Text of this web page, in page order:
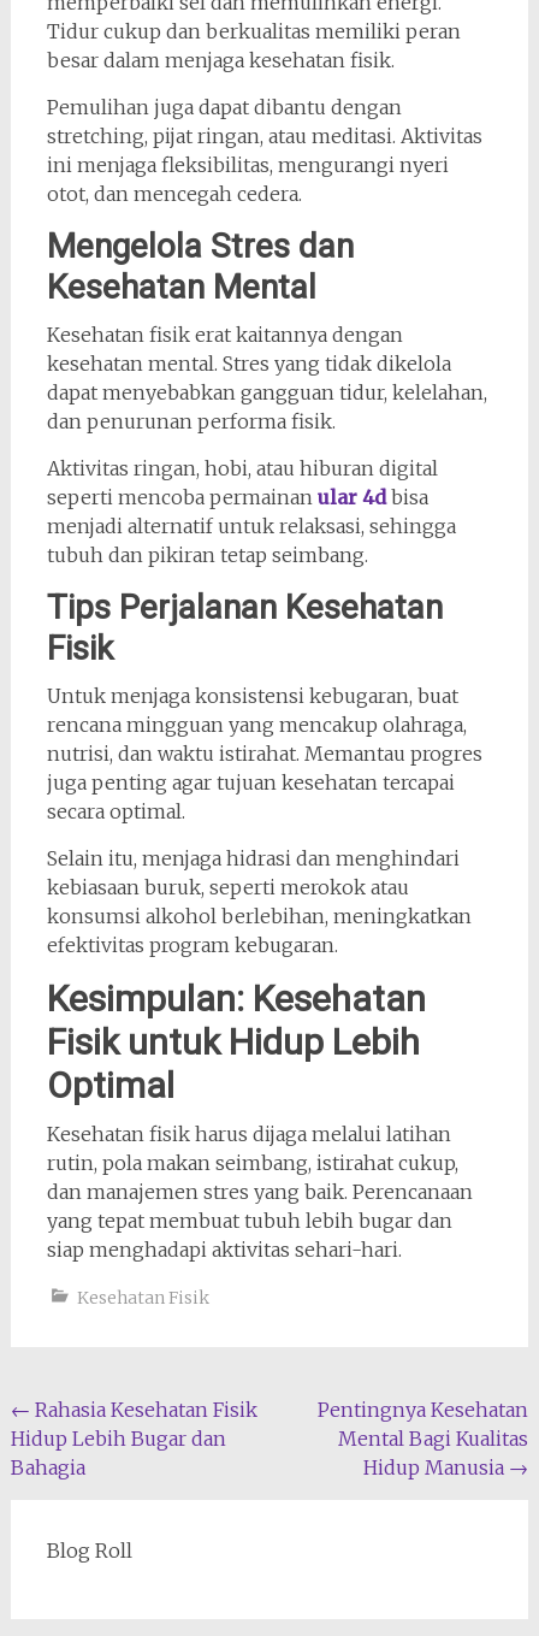
Tidur cukup dan berkualitas memiliki peran
besar dalam menjaga kesehatan fisik.
Pemulihan juga dapat dibantu dengan
stretching, pijat ringan, atau meditasi. Aktivitas
ini menjaga fleksibilitas, mengurangi nyeri
otot, dan mencegah cedera.
Mengelola Stres dan
Kesehatan Mental
Kesehatan fisik erat kaitannya dengan
kesehatan mental. Stres yang tidak dikelola
dapat menyebabkan gangguan tidur, kelelahan,
dan penurunan performa fisik.
Aktivitas ringan, hobi, atau hiburan digital
seperti mencoba permainan ular 4dbisa
menjadi alternatif untuk relaksasi, sehingga
tubuh dan pikiran tetap seimbang.
Tips Perjalanan Kesehatan
Fisik
Untuk menjaga konsistensi kebugaran, buat
rencana mingguan yang mencakup olahraga,
nutrisi, dan waktu istirahat. Memantau progres
juga penting agar tujuan kesehatan tercapai
secara optimal.
Selain itu, menjaga hidrasi dan menghindari
kebiasaan buruk, seperti merokok atau
konsumsi alkohol berlebihan, meningkatkan
efektivitas program kebugaran.
Kesimpulan: Kesehatan
Fisik untuk Hidup Lebih
Optimal
Kesehatan fisik harus dijaga melalui latihan
rutin, pola makan seimbang, istirahat cukup,
dan manajemen stres yang baik. Perencanaan
yang tepat membuat tubuh lebih bugar dan
siap menghadapi aktivitas sehari-hari.
Kesehatan Fisik
Navigasi
pos
← Rahasia Kesehatan Fisik
Hidup Lebih Bugar dan
Bahagia
Pentingnya Kesehatan
Mental Bagi Kualitas
Hidup Manusia →
Blog Roll